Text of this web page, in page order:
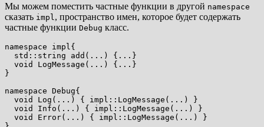
Мы можем поместить частные функции в другой namespace
сказать impl , пространство имен, которое будет содержать
частные функции Debug класс.
namespace impl{
  std::string add(...) {...}
  void LogMessage(...) {...}
}
namespace Debug{
  void Log(...) { impl::LogMessage(...) }
  void Info(...) { impl::LogMessage(...) }
  void Error(...) { impl::LogMessage(...) }